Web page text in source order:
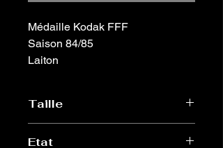
Médaille Kodak FFF
Saison 84/85
Laiton
Taille
Etat